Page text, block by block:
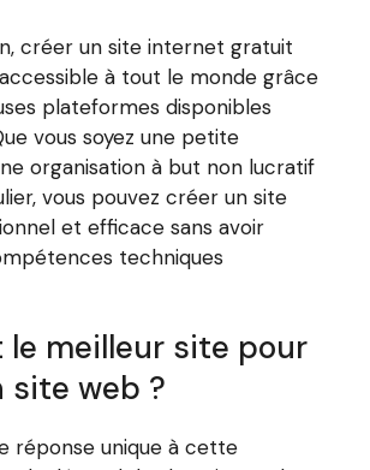
créer un site internet gratuit
à tout le monde grâce
plateformes disponibles
vous soyez une petite
organisation à but non lucratif
vous pouvez créer un site
et efficace sans avoir
techniques
le meilleur site pour
site web ?
réponse unique à cette